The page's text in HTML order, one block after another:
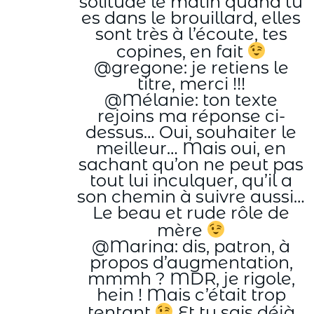
es dans le brouillard, elles
sont très à l’écoute, tes
copines, en fait
@gregone: je retiens le
titre, merci !!!
@Mélanie: ton texte
rejoins ma réponse ci-
dessus… Oui, souhaiter le
meilleur… Mais oui, en
sachant qu’on ne peut pas
tout lui inculquer, qu’il a
son chemin à suivre aussi…
Le beau et rude rôle de
mère
@Marina: dis, patron, à
propos d’augmentation,
mmmh ? MDR, je rigole,
hein ! Mais c’était trop